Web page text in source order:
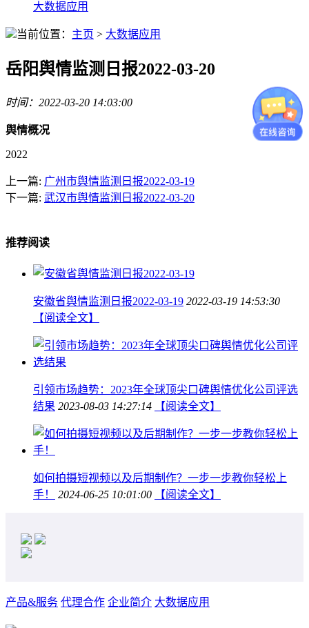
大数据应用
当前位置： 主页 > 大数据应用
岳阳舆情监测日报2022-03-20
时间：2022-03-20 14:03:00
舆情概况
2022
上一篇: 广州市舆情监测日报2022-03-19
下一篇: 武汉市舆情监测日报2022-03-20
推荐阅读
安徽省舆情监测日报2022-03-19 2022-03-19 14:53:30
【阅读全文】
引领市场趋势：2023年全球顶尖口碑舆情优化公司评选
结果 2023-08-03 14:27:14 【阅读全文】
如何拍摄短视频以及后期制作？一步一步教你轻松上
手！
2024-06-25 10:01:00 【阅读全文】
产品&服务 代理合作 企业简介 大数据应用